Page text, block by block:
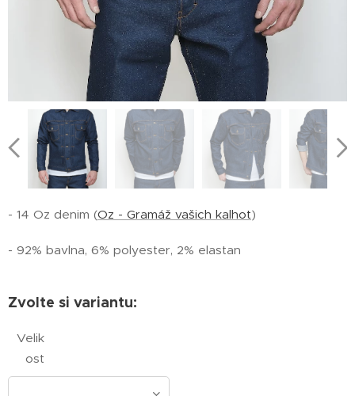
- 14 Oz denim (Oz - Gramáž vašich kalhot)
- 92% bavlna, 6% polyester, 2% elastan
Zvolte si variantu:
Velik
ost